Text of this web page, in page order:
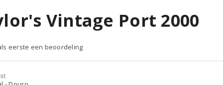
Vintage Port 2000
eerste een beoordeling